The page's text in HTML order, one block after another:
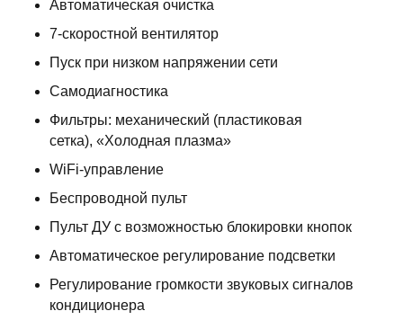
Автоматическая очистка
7-скоростной вентилятор
Пуск при низком напряжении сети
Самодиагностика
Фильтры: механический (пластиковая
сетка), «Холодная плазма»
WiFi-управление
Беспроводной пульт
Пульт ДУ с возможностью блокировки кнопок
Автоматическое регулирование подсветки
Регулирование громкости звуковых сигналов
кондиционера